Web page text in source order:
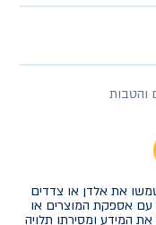
והטבות
את אלדן או צדדים
עם אספקת המוצרים או
המידע ומסירתו תלויה